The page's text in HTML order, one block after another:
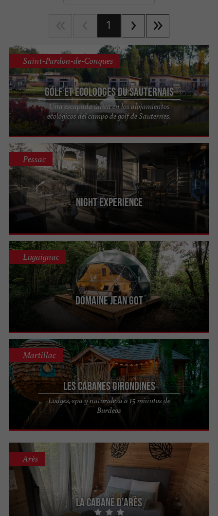
1
Golf et Ecolodges du Sauternais
Una escapada única en los alojamientos
ecológicos del campo de golf de Sauternes.
Saint-Pardon-de-Conques
Night Experience
Pessac
Domaine Jean Got
Lugaignac
Les Cabanes Girondines
Lodges, spa y naturaleza a 15 minutos de
Burdeos
Martillac
La Cabane d'Arès
Arès